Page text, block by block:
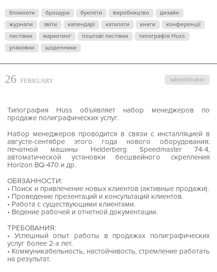
блокноти брошури буклети виробництво
дизайн
журнали
звіти календарі каталоги книги
конференції
листівки
маркетинг поштові листівки
типографія Huss
упаковки
щоденники
administrator
26 FEBRUARY
Типография Huss объявляет набор менеджеров по
продаже полиграфических услуг.
Набор менеджеров проводится в связи с инсталляцией в
августе-сентябре этого года нового оборудования:
печатной машины Helderberg Speedmaster 74-4,
автоматической установки бесшвейного скрепления
Horizon BQ-470 и др.
ОБЯЗАННОСТИ:
• Поиск и привлечение новых клиентов (активные продажи).
• Проведение презентаций и консультаций клиентов.
• Работа с существующими клиентами.
• Ведение рабочей и отчетной документации.
ТРЕБОВАНИЯ:
• Успешный опыт работы в продажах полиграфических
услуг более 2-х лет.
• Коммуникабельность, настойчивость, стремление работать
на результат.